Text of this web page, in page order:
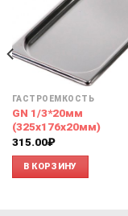
ГАСТРОЁМКОСТЬ
GN 1/3*20мм
(325х176х20мм)
315.00₽
В КОРЗИНУ